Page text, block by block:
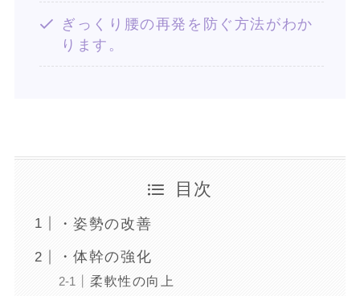
ぎっくり腰の再発を防ぐ方法がわか
ります。
目次
・姿勢の改善
・体幹の強化
柔軟性の向上